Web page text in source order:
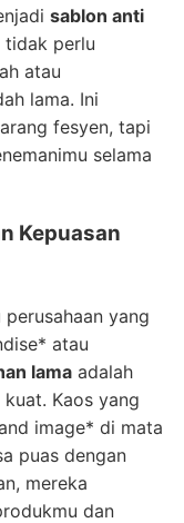
sablon anti
tidak perlu
atau
lama. Ini
fesyen, tapi
selama
Kepuasan
yang
atau
lama adalah
Kaos yang
image* di mata
puas dengan
mereka
dan